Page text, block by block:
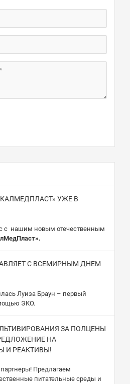
УЖЕ В
с нашим новым отечественным
С ВСЕМИРНЫМ ДНЕМ
Луиза Браун – первый
ЭКО.
ЗА ПОЛЦЕНЫ
НА
И РЕАКТИВЫ!
Предлагаем
питательные среды и